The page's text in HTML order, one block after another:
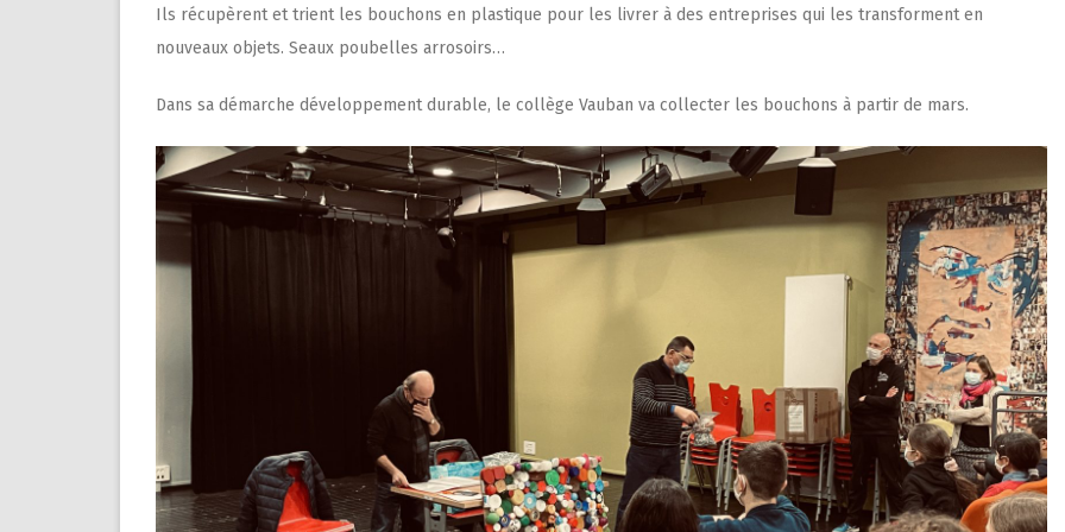
Ils récupèrent et trient les bouchons en plastique pour les livrer à des entreprises qui les transforment en
nouveaux objets. Seaux poubelles arrosoirs…
Dans sa démarche développement durable, le collège Vauban va collecter les bouchons à partir de mars.